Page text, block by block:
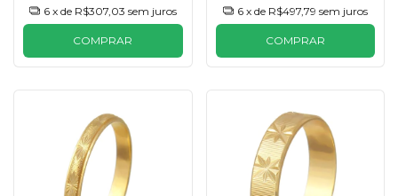
6 x de R$307,03 sem juros
COMPRAR
6 x de R$497,79 sem juros
COMPRAR